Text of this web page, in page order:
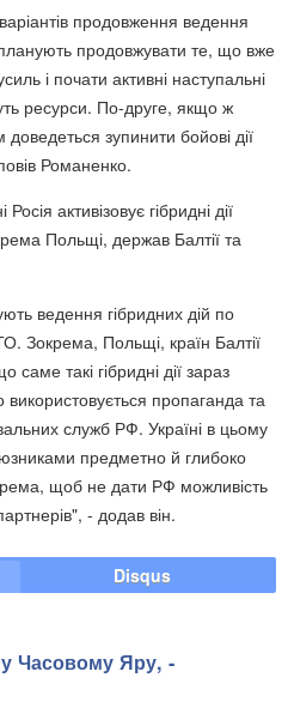
продовження ведення
продовжувати те, що вже
і почати активні наступальні
ресурси. По-друге, якщо ж
зупинити бойові дії
Романенко.
активізовує гібридні дії
Польщі, держав Балтії та
ведення гібридних дій по
Зокрема, Польщі, країн Балтії
такі гібридні дії зараз
пропаганда та
служб РФ. Україні в цьому
предметно й глибоко
щоб не дати РФ можливість
- додав він.
Disqus
Часовому Яру, -